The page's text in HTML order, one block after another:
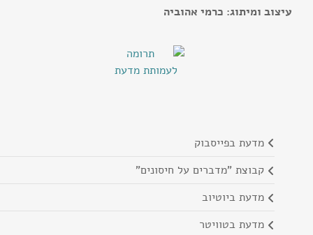
עיצוב ומיתוג: כרמי אהוביה
מדעת בפייסבוק
קבוצת "מדברים על חיסונים"
מדעת ביוטיוב
מדעת בטוויטר